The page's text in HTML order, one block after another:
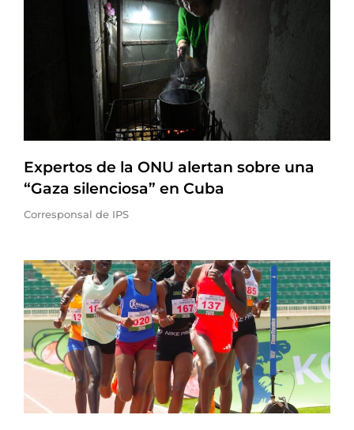
Expertos de la ONU alertan sobre una
“Gaza silenciosa” en Cuba
Corresponsal de IPS